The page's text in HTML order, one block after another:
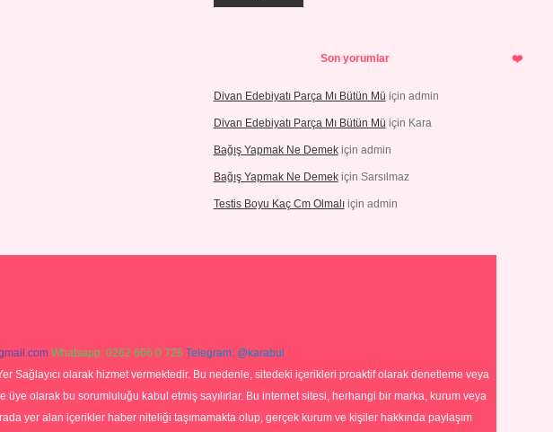
Son yorumlar
Divan Edebiyatı Parça Mı Bütün Mü için admin
Divan Edebiyatı Parça Mı Bütün Mü için Kara
Bağış Yapmak Ne Demekiçin admin
Bağış Yapmak Ne Demekiçin Sarsılmaz
Testis Boyu Kaç Cm Olmalıiçin admin
Whatsapp: 0262 606 0 726 Telegram: @karabul
Sağlayıcı olarak hizmet vermektedir. Bu nedenle, sitedeki içerikleri proaktif olarak denetleme veya
olarak bu sorumluluğu kabul etmiş sayılırlar. Bu internet sitesi, herhangi bir marka, kurum veya
yer alan içerikler haber niteliği taşımamakta olup, gerçek kurum ve kişiler hakkında paylaşım